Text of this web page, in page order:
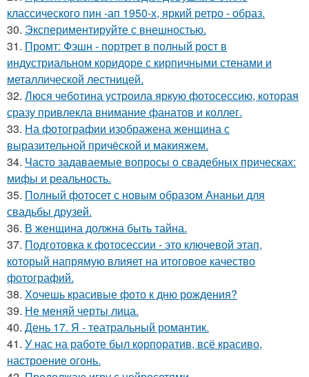
классического пин -ап 1950-х, яркий ретро - образ.
30. Экспериментируйте с внешностью.
31. Промт: Фэшн - портрет в полный рост в
индустриальном коридоре с кирпичными стенами и
металлической лестницей.
32. Люся чеботина устроила яркую фотосессию, которая
сразу привлекла внимание фанатов и коллег.
33. На фотографии изображена женщина с
выразительной причёской и макияжем.
34. Часто задаваемые вопросы о свадебных прическах:
мифы и реальность.
35. Полный фотосет с новым образом Ананьи для
свадьбы друзей.
36. В женщина должна быть тайна.
37. Подготовка к фотосессии - это ключевой этап,
который напрямую влияет на итоговое качество
фотографий.
38. Хочешь красивые фото к дню рождения?
39. Не меняй черты лица.
40. День 17. Я - театральный романтик.
41. У нас на работе был корпоратив, всё красиво,
настроение огонь.